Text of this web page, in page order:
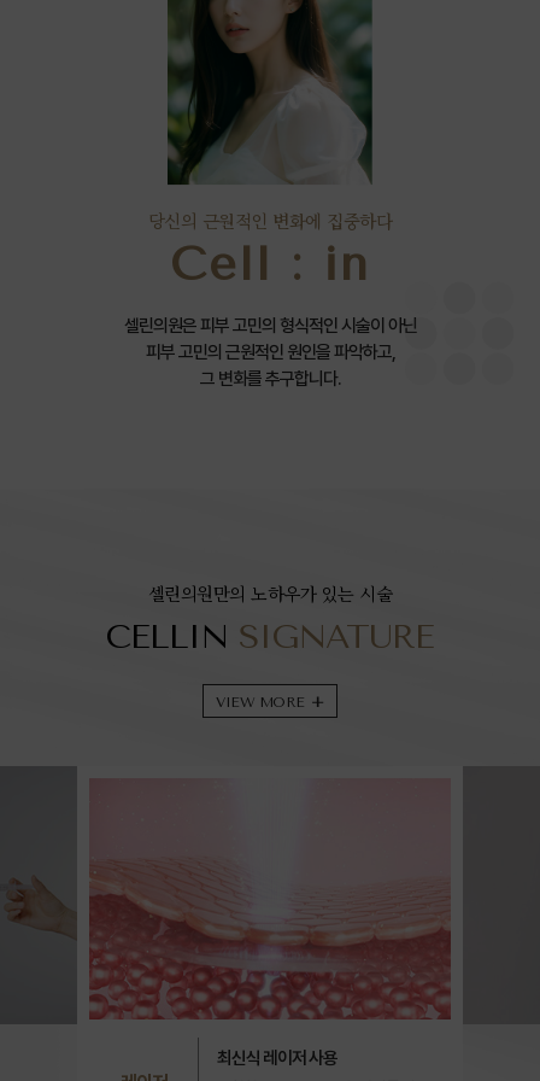
당신의 근원적인 변화에 집중하다
Cell : in
셀린의원은 피부 고민의 형식적인 시술이 아닌
피부 고민의 근원적인 원인을 파악하고,
그 변화를 추구합니다.
셀린의원만의 노하우가 있는 시술
CELLIN SIGNATURE
VIEW MORE +
최신식 레이저 사용